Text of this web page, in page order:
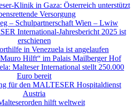
Klinik in Gaza: Österreich unterstützt
Versorgung
– Schulpartnerschaft Wien – Lwiw
International-Jahresbericht 2025 ist
erschienen
in Venezuela ist angelaufen
Hilft“ im Palais Mailberger Hof
Malteser International stellt 250.000
Euro bereit
für den MALTESER Hospitaldienst
Austria
hilft weltweit